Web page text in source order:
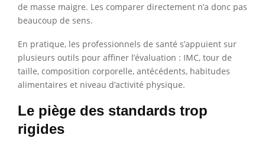
de masse maigre. Les comparer directement n’a donc pas
beaucoup de sens.
En pratique, les professionnels de santé s’appuient sur
plusieurs outils pour affiner l’évaluation : IMC, tour de
taille, composition corporelle, antécédents, habitudes
alimentaires et niveau d’activité physique.
Le piège des standards trop
rigides